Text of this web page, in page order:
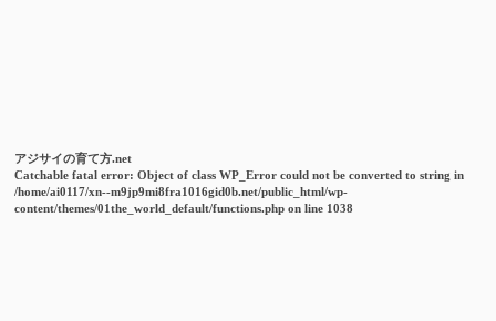
アジサイの育て方.net
Catchable fatal error: Object of class WP_Error could not be converted to string in
/home/ai0117/xn--m9jp9mi8fra1016gid0b.net/public_html/wp-
content/themes/01the_world_default/functions.php on line 1038